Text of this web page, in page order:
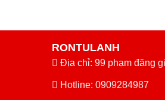
RONTULANH
Địa chỉ: 99 phạm đăng
Hotline: 0909284987